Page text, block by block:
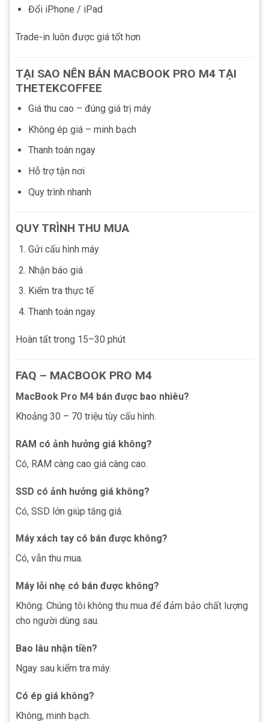
Đổi iPhone / iPad
Trade-in luôn được giá tốt hơn
TẠI SAO NÊN BÁN MACBOOK PRO M4 TẠI
THETEKCOFFEE
Giá thu cao – đúng giá trị máy
Không ép giá – minh bạch
Thanh toán ngay
Hỗ trợ tận nơi
Quy trình nhanh
QUY TRÌNH THU MUA
Gửi cấu hình máy
Nhận báo giá
Kiểm tra thực tế
Thanh toán ngay
Hoàn tất trong 15–30 phút
FAQ – MACBOOK PRO M4
MacBook Pro M4 bán được bao nhiêu?
Khoảng 30 – 70 triệu tùy cấu hình.
RAM có ảnh hưởng giá không?
Có, RAM càng cao giá càng cao.
SSD có ảnh hưởng giá không?
Có, SSD lớn giúp tăng giá.
Máy xách tay có bán được không?
Có, vẫn thu mua.
Máy lỗi nhẹ có bán được không?
Không. Chúng tôi không thu mua để đảm bảo chất lượng
cho người dùng sau.
Bao lâu nhận tiền?
Ngay sau kiểm tra máy.
Có ép giá không?
Không, minh bạch.